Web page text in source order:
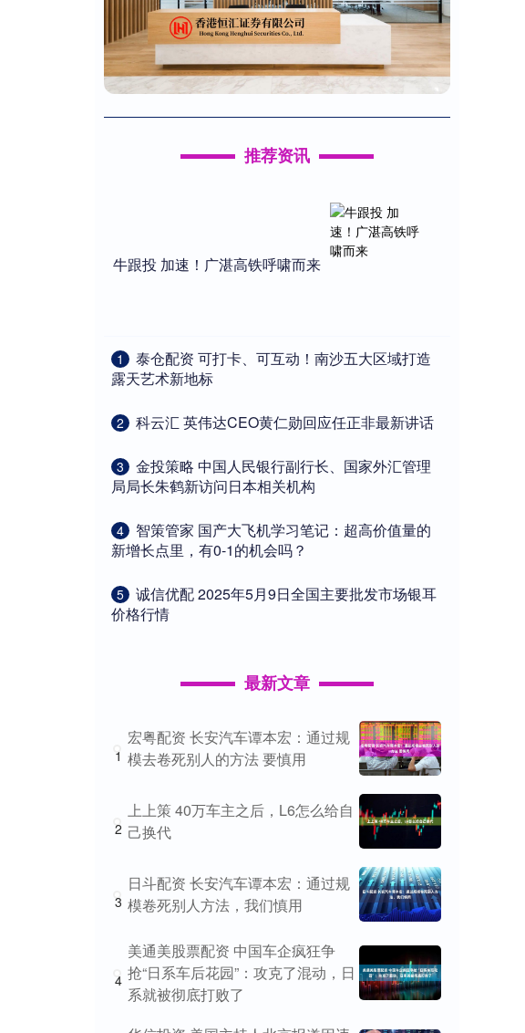
推荐资讯
牛跟投 加速！广湛高铁呼啸而来
1
​泰仓配资 可打卡、可互动！南沙五大区域打造
露天艺术新地标
2 ​科云汇 英伟达CEO黄仁勋回应任正非最新讲话
3
​金投策略 中国人民银行副行长、国家外汇管理
局局长朱鹤新访问日本相关机构
4
​智策管家 国产大飞机学习笔记：超高价值量的
新增长点里，有0-1的机会吗？
5
​诚信优配 2025年5月9日全国主要批发市场银耳
价格行情
最新文章
1
宏粤配资 长安汽车谭本宏：通过规
模去卷死别人的方法 要慎用
2
上上策 40万车主之后，L6怎么给自
己换代
3
日斗配资 长安汽车谭本宏：通过规
模卷死别人方法，我们慎用
4
美通美股票配资 中国车企疯狂争
抢“日系车后花园”：攻克了混动，日
系就被彻底打败了